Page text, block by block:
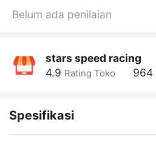
Belum ada penilaian
stars speed racing
4.9 Rating Toko 964
Spesifikasi